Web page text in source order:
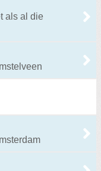
als al die